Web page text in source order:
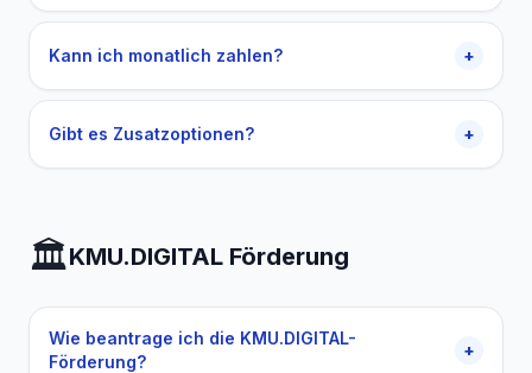
Kann ich monatlich zahlen? +
Gibt es Zusatzoptionen? +
🏛️KMU.DIGITAL Förderung
Wie beantrage ich die KMU.DIGITAL-
Förderung?
+